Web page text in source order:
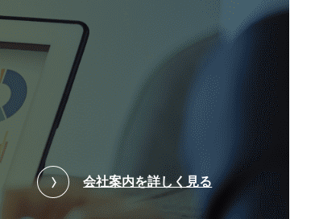
会社案内を詳しく見る